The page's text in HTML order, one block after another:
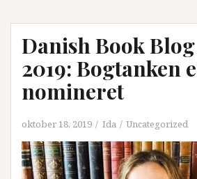
Danish Book
2019: Bogtanken
nomineret
oktober 18, 2019 Ida Uncategorized